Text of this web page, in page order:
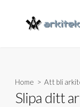
content
Home > Att bli
Slipa ditt